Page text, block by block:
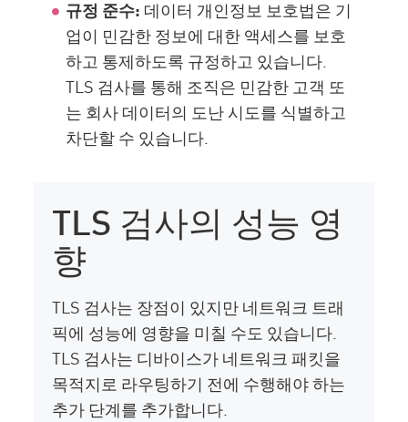
규정 준수: 데이터 개인정보 보호법은 기
업이 민감한 정보에 대한 액세스를 보호
하고 통제하도록 규정하고 있습니다.
TLS 검사를 통해 조직은 민감한 고객 또
는 회사 데이터의 도난 시도를 식별하고
차단할 수 있습니다.
TLS 검사의 성능 영
향
TLS 검사는 장점이 있지만 네트워크 트래
픽에 성능에 영향을 미칠 수도 있습니다.
TLS 검사는 디바이스가 네트워크 패킷을
목적지로 라우팅하기 전에 수행해야 하는
추가 단계를 추가합니다.